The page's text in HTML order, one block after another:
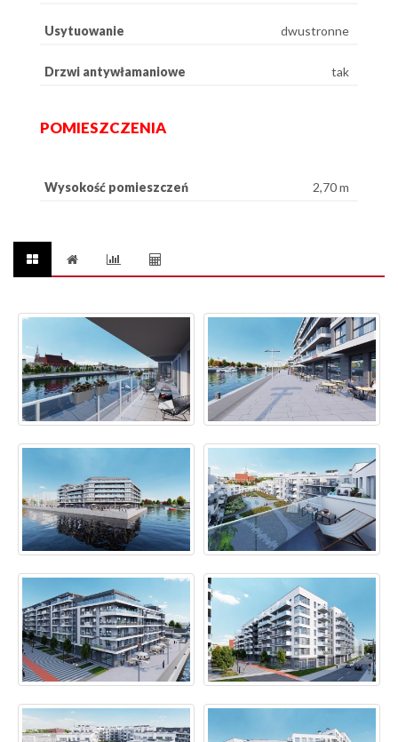
Usytuowanie dwustronne
Drzwi antywłamaniowe tak
POMIESZCZENIA
Wysokość pomieszczeń 2,70 m